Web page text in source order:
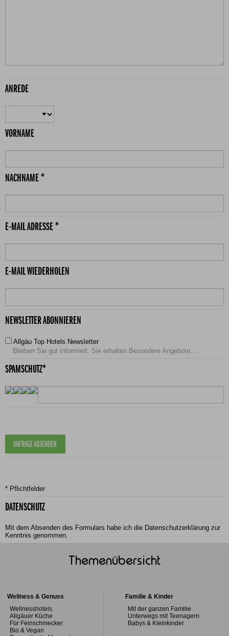
ANREDE
VORNAME
NACHNAME *
E-MAIL ADRESSE *
E-MAIL WIEDERHOLEN
NEWSLETTER ABONNIEREN
Allgäu Top Hotels Newsletter
Bleiben Sie gut informiert. Sie erhalten Besondere Angebote....
SPAMSCHUTZ*
* Pflichtfelder
DATENSCHUTZ
Mit dem Absenden des Formulars habe ich die Datenschutzerklärung zur
Kenntnis genommen.
Themenübersicht
Wellness & Genuss
Wellnesshotels
Allgäuer Küche
Für Feinschmecker
Bio & Vegan
Familie & Kinder
Mit der ganzen Familie
Unterwegs mit Teenagern
Babys & Kleinkinder